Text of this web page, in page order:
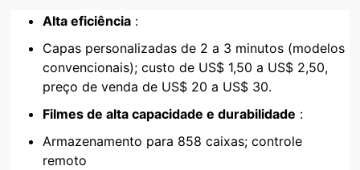
Alta eficiência:
Capas personalizadas de 2 a 3 minutos (modelos
convencionais); custo de US$ 1,50 a US$ 2,50,
preço de venda de US$ 20 a US$ 30.
Filmes de alta capacidade e durabilidade :
Armazenamento para 858 caixas; controle
remoto